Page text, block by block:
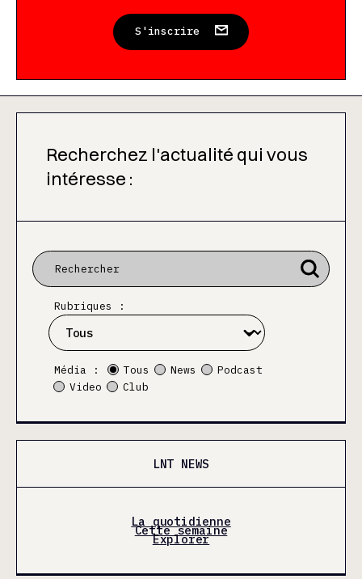
S'inscrire
Recherchez l'actualité qui vous
intéresse :
Rubriques :
Média : Tous News
Podcast
Video
Club
LNT NEWS
La quotidienne
Cette semaine
Explorer